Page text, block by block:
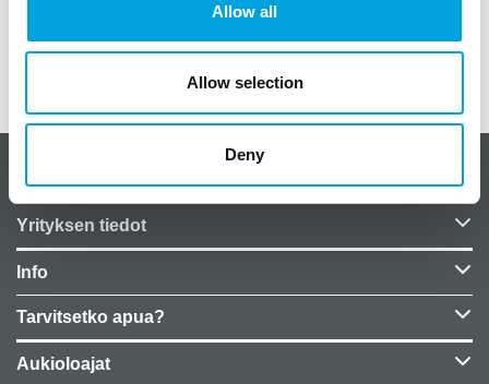
Allow all
Allow selection
Deny
CakeSupplies Nordics
Yrityksen tiedot
Info
Tarvitsetko apua?
Aukioloajat